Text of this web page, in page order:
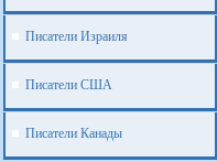
Писатели Израиля
Писатели США
Писатели Канады